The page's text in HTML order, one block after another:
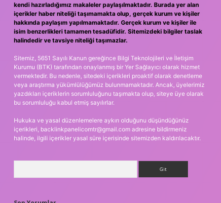
kendi hazırladığımız makaleler paylaşılmaktadır. Burada yer alan
içerikler haber niteliği taşımamakta olup, gerçek kurum ve kişiler
hakkında paylaşım yapılmamaktadır. Gerçek kurum ve kişiler ile
isim benzerlikleri tamamen tesadüfidir. Sitemizdeki bilgiler taslak
halindedir ve tavsiye niteliği taşımazlar.
Sitemiz, 5651 Sayılı Kanun gereğince Bilgi Teknolojileri ve İletişim
Kurumu (BTK) tarafından onaylanmış bir Yer Sağlayıcı olarak hizmet
vermektedir. Bu nedenle, sitedeki içerikleri proaktif olarak denetleme
veya araştırma yükümlülüğümüz bulunmamaktadır. Ancak, üyelerimiz
yazdıkları içeriklerin sorumluluğunu taşımakta olup, siteye üye olarak
bu sorumluluğu kabul etmiş sayılırlar.
Hukuka ve yasal düzenlemelere aykırı olduğunu düşündüğünüz
içerikleri, backlinkpanelicomtr@gmail.com adresine bildirmeniz
halinde, ilgili içerikler yasal süre içerisinde sitemizden kaldırılacaktır.